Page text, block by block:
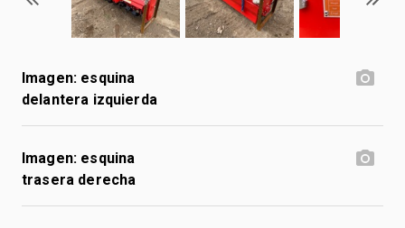
Imagen: esquina
delantera izquierda
Imagen: esquina
trasera derecha